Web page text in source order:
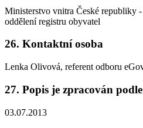
Ministerstvo vnitra České republiky
oddělení registru obyvatel
26. Kontaktní osoba
Lenka Olivová, referent odboru
27. Popis je zpracován
03.07.2013